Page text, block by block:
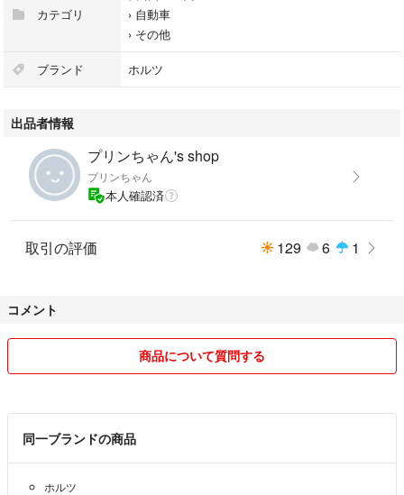
カテゴリ
› 自動車
› その他
ブランド ホルツ
出品者情報
プリンちゃん's shop
プリンちゃん
本人確認済
取引の評価 129 6 1
コメント
商品について質問する
同一ブランドの商品
ホルツ